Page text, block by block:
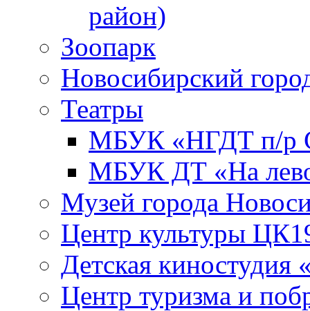
район)
Зоопарк
Новосибирский
Театры
МБУК «НГДТ п/р
МБУК ДТ «На
Музей города
Центр культуры
Детская киностудия
Центр туризма и